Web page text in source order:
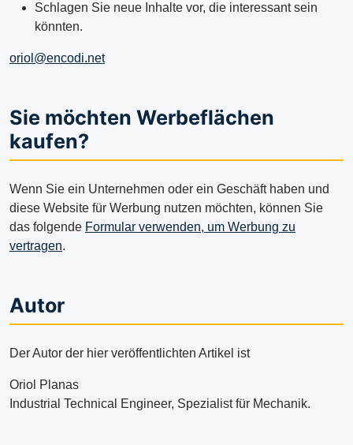
Schlagen Sie neue Inhalte vor, die interessant sein
könnten.
oriol@encodi.net
Sie möchten Werbeflächen
kaufen?
Wenn Sie ein Unternehmen oder ein Geschäft haben und
diese Website für Werbung nutzen möchten, können Sie
das folgende Formular verwenden, um Werbung zu
vertragen.
Autor
Der Autor der hier veröffentlichten Artikel ist
Oriol Planas
Industrial Technical Engineer, Spezialist für Mechanik.